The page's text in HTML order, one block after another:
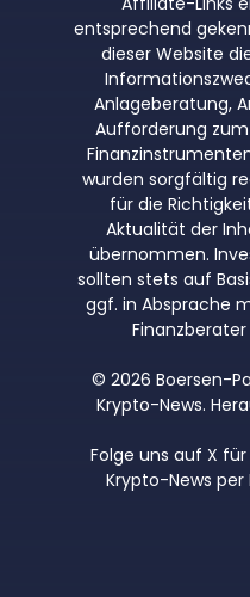
entsprechend
dieser Website
Anlageberatung,
Aufforderung
wurden sorgfältig
für die
Aktualität der
übernommen.
sollten stets auf
ggf. in Absprache
© 2026 Boersen-
Krypto-News.
Folge uns auf X
Krypto-News per